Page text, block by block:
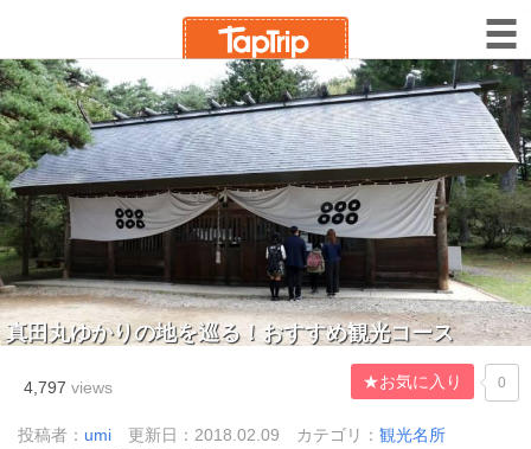
真田丸ゆかりの地を巡る！おすすめ観光コース
4,797 views ★お気に入り 0
投稿者： umi 更新日：2018.02.09 カテゴリ： 観光名所